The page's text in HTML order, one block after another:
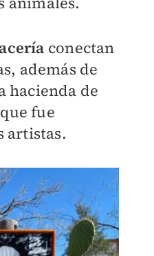
conectan
además de
hacienda de
fue
artistas.